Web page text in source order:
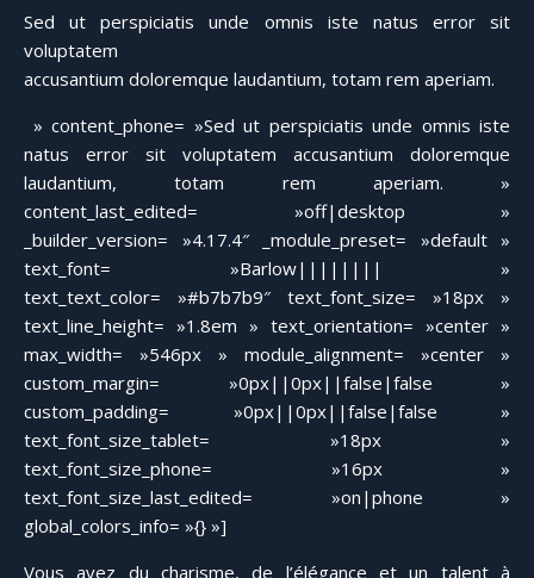
Sed ut perspiciatis unde omnis iste natus error sit
voluptatem
accusantium doloremque laudantium, totam rem aperiam.
» content_phone= »Sed ut perspiciatis unde omnis iste
natus error sit voluptatem accusantium doloremque
laudantium, totam rem aperiam. »
content_last_edited= »off|desktop »
_builder_version= »4.17.4″ _module_preset= »default »
text_font= »Barlow|||||||| »
text_text_color= »#b7b7b9″ text_font_size= »18px »
text_line_height= »1.8em » text_orientation= »center »
max_width= »546px » module_alignment= »center »
custom_margin= »0px||0px||false|false »
custom_padding= »0px||0px||false|false »
text_font_size_tablet= »18px »
text_font_size_phone= »16px »
text_font_size_last_edited= »on|phone »
global_colors_info= »{} »]
Vous avez du charisme, de l’élégance et un talent à